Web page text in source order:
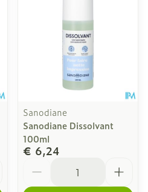
Sanodiane
Sanodiane Dissolvant
100ml
€ 6,24